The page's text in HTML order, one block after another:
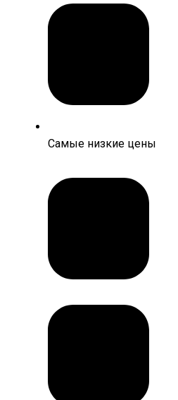
Самые низкие цены